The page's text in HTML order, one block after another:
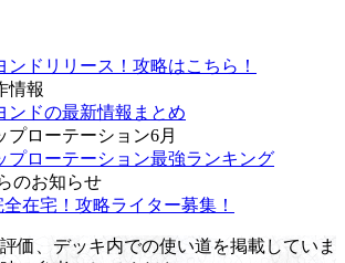
ンドリリース！攻略はこちら！
情報
ンドの最新情報まとめ
プローテーション6月
プローテーション最強ランキング
のお知らせ
在宅！攻略ライター募集！
価、デッキ内での使い道を掲載していま